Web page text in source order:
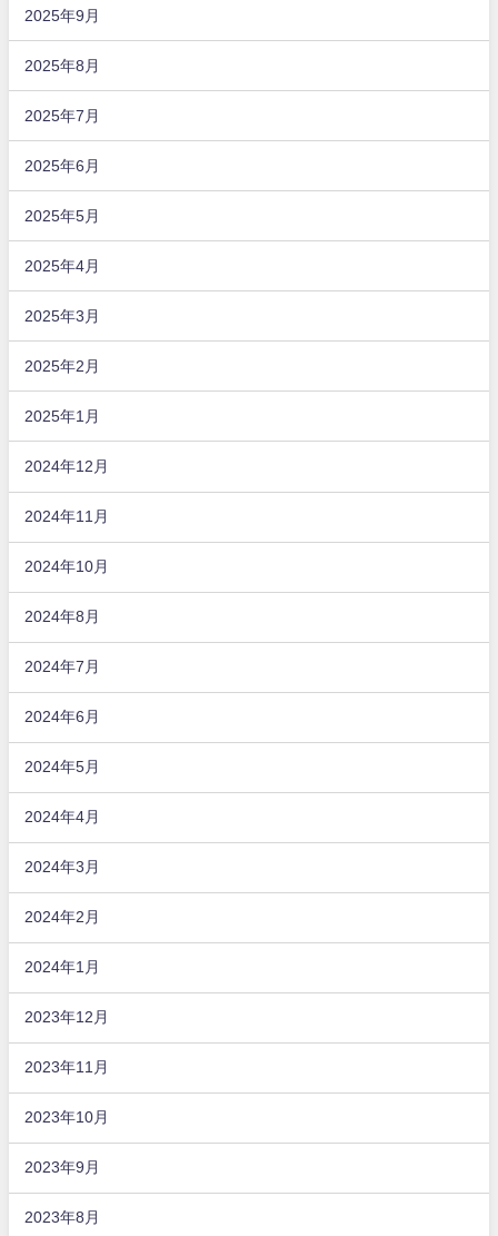
2025年9月
2025年8月
2025年7月
2025年6月
2025年5月
2025年4月
2025年3月
2025年2月
2025年1月
2024年12月
2024年11月
2024年10月
2024年8月
2024年7月
2024年6月
2024年5月
2024年4月
2024年3月
2024年2月
2024年1月
2023年12月
2023年11月
2023年10月
2023年9月
2023年8月